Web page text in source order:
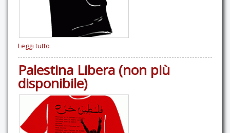
Leggi tutto
Palestina Libera (non più
disponibile)